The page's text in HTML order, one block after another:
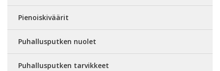
Pienoiskiväärit
Puhallusputken nuolet
Puhallusputken tarvikkeet